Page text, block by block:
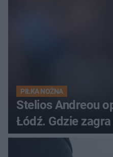
PIŁKA NOŻNA
Stelios Andreou
Łódź. Gdzie